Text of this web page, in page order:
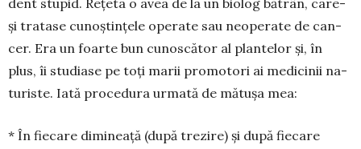
dent stupid. Rețeta o avea de la un biolog bătrân, care-
și tratase cunoștințele operate sau neo­perate de can­
cer. Era un foarte bun cunos­cător al plantelor și, în
plus, îi studiase pe toți marii promotori ai medicinii na­
tu­riste. Iată procedura urmată de mătușa mea:
* În fiecare dimineață (după trezire) și după fiecare